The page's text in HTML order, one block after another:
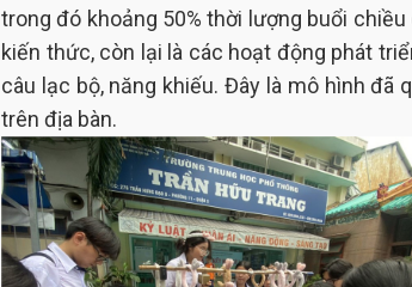
trong đó khoảng 50% thời lượng buổi
kiến thức, còn lại là các hoạt động phát
câu lạc bộ, năng khiếu. Đây là mô hình đã
trên địa bàn.